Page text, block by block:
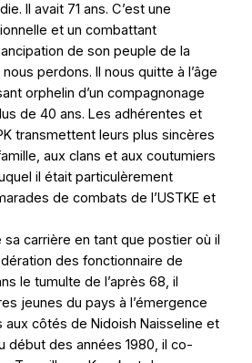
Il avait 71 ans. C’est une
et un combattant
de son peuple de la
perdons. Il nous quitte à l’âge
orphelin d’un compagnonage
de 40 ans. Les adhérentes et
transmettent leurs plus sincères
aux clans et aux coutumiers
il était particulèrement
de combats de l’USTKE et
carrière en tant que postier où il
des fonctionnaire de
le tumulte de l’après 68, il
jeunes du pays à l’émergence
aux côtés de Nidoish Naisseline et
début des années 1980, il co-